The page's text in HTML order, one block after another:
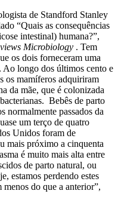
de Standford Stanley
“Quais as consequências
intestinal) humana?”,
Microbiology . Tem
os dois forneceram uma
Ao longo dos últimos cento e
os mamíferos adquiriram
da mãe, que é colonizada
Bebês de parto
normalmente passados da
um terço de quatro
Unidos foram de
mais próximo a cinquenta
é muito mais alta entre
de parto natural, ou
estamos perdendo estes
menos do que a anterior”,